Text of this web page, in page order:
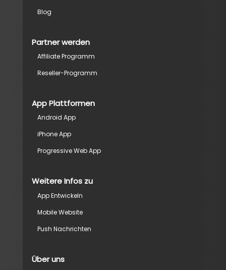
Blog
Partner werden
Affiliate Programm
Reseller-Programm
App Plattformen
Android App
iPhone App
Progressive Web App
Weitere Infos zu
App Entwickeln
Mobile Website
Push Nachrichten
Über uns